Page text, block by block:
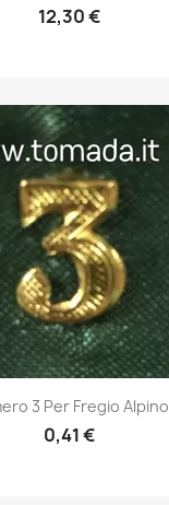
12,30 €
Anteprima
3 Per Fregio Alpino
0,41 €